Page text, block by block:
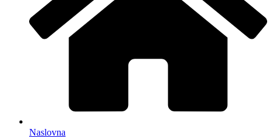
Naslovna